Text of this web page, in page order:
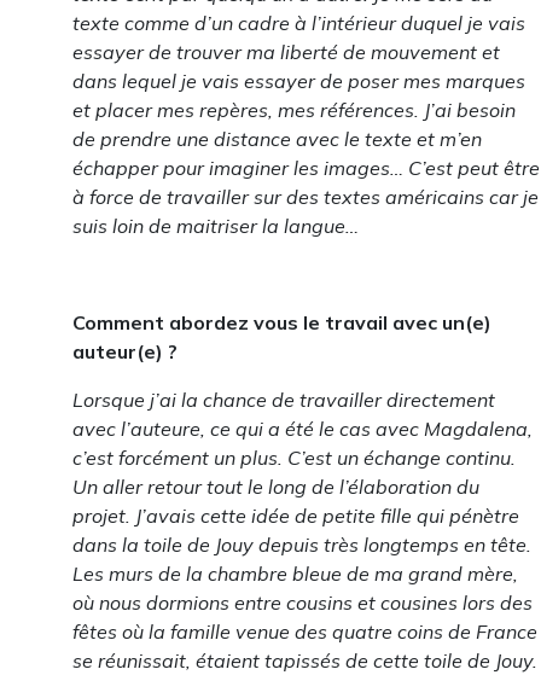
texte comme d’un cadre à l’intérieur duquel je vais
essayer de trouver ma liberté de mouvement et
dans lequel je vais essayer de poser mes marques
et placer mes repères, mes références. J’ai besoin
de prendre une distance avec le texte et m’en
échapper pour imaginer les images… C’est peut être
à force de travailler sur des textes américains car je
suis loin de maitriser la langue…
Comment abordez vous le travail avec un(e)
auteur(e) ?
Lorsque j’ai la chance de travailler directement
avec l’auteure, ce qui a été le cas avec Magdalena,
c’est forcément un plus. C’est un échange continu.
Un aller retour tout le long de l’élaboration du
projet. J’avais cette idée de petite fille qui pénètre
dans la toile de Jouy depuis très longtemps en tête.
Les murs de la chambre bleue de ma grand mère,
où nous dormions entre cousins et cousines lors des
fêtes où la famille venue des quatre coins de France
se réunissait, étaient tapissés de cette toile de Jouy.